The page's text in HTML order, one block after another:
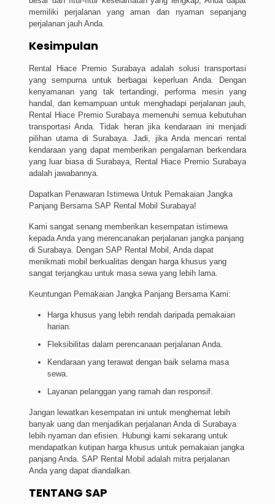
memiliki perjalanan yang aman dan nyaman sepanjang
perjalanan jauh Anda.
Kesimpulan
Rental Hiace Premio Surabaya adalah solusi transportasi
yang sempurna untuk berbagai keperluan Anda. Dengan
kenyamanan yang tak tertandingi, performa mesin yang
handal, dan kemampuan untuk menghadapi perjalanan jauh,
Rental Hiace Premio Surabaya memenuhi semua kebutuhan
transportasi Anda. Tidak heran jika kendaraan ini menjadi
pilihan utama di Surabaya. Jadi, jika Anda mencari rental
kendaraan yang dapat memberikan pengalaman berkendara
yang luar biasa di Surabaya, Rental Hiace Premio Surabaya
adalah jawabannya.
Dapatkan Penawaran Istimewa Untuk Pemakaian Jangka
Panjang Bersama SAP Rental Mobil Surabaya!
Kami sangat senang memberikan kesempatan istimewa
kepada Anda yang merencanakan perjalanan jangka panjang
di Surabaya. Dengan SAP Rental Mobil, Anda dapat
menikmati mobil berkualitas dengan harga khusus yang
sangat terjangkau untuk masa sewa yang lebih lama.
Keuntungan Pemakaian Jangka Panjang Bersama Kami:
Harga khusus yang lebih rendah daripada pemakaian
harian.
Fleksibilitas dalam perencanaan perjalanan Anda.
Kendaraan yang terawat dengan baik selama masa
sewa.
Layanan pelanggan yang ramah dan responsif.
Jangan lewatkan kesempatan ini untuk menghemat lebih
banyak uang dan menjadikan perjalanan Anda di Surabaya
lebih nyaman dan efisien. Hubungi kami sekarang untuk
mendapatkan kutipan harga khusus untuk pemakaian jangka
panjang Anda. SAP Rental Mobil adalah mitra perjalanan
Anda yang dapat diandalkan.
TENTANG SAP